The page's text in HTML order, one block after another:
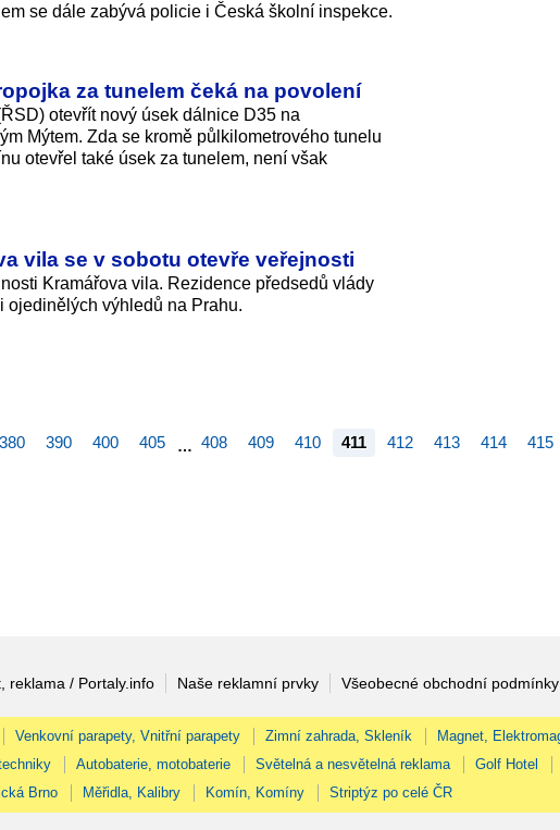
se dále zabývá policie i Česká školní inspekce.
za tunelem čeká na povolení
otevřít nový úsek dálnice D35 na
Mýtem. Zda se kromě půlkilometrového tunelu
otevřel také úsek za tunelem, není však
vila se v sobotu otevře veřejnosti
Kramářova vila. Rezidence předsedů vlády
ojedinělých výhledů na Prahu.
380 390 400 405 … 408 409 410 411 412 413 414 415
reklama / Portaly.info Naše reklamní prvky Všeobecné obchodní podmínky
Venkovní parapety, Vnitřní parapety Zimní zahrada, Skleník Magnet,
Autobaterie, motobaterie Světelná a nesvětelná reklama Golf Hotel
Brno
Měřidla, Kalibry Komín, Komíny Striptýz po celé ČR